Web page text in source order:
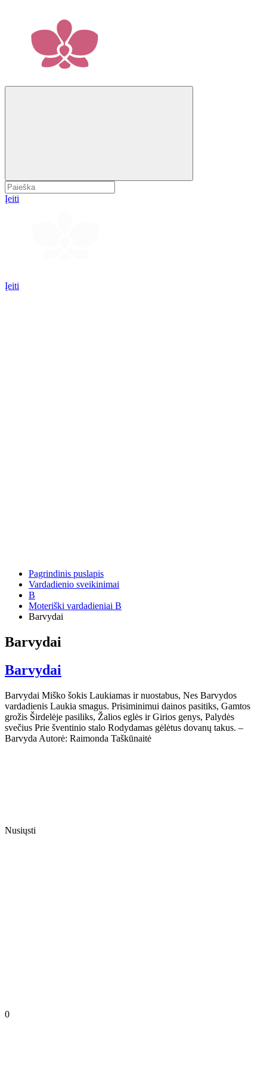
Įeiti
Įeiti
Pagrindinis puslapis
Vardadienio sveikinimai
B
Moteriški vardadieniai B
Barvydai
Barvydai
Barvydai
Barvydai Miško šokis Laukiamas ir nuostabus, Nes Barvydos
vardadienis Laukia smagus. Prisiminimui dainos pasitiks, Gamtos
grožis Širdelėje pasiliks, Žalios eglės ir Girios genys, Palydės
svečius Prie šventinio stalo Rodydamas gėlėtus dovanų takus. –
Barvyda Autorė: Raimonda Taškūnaitė
Nusiųsti
0